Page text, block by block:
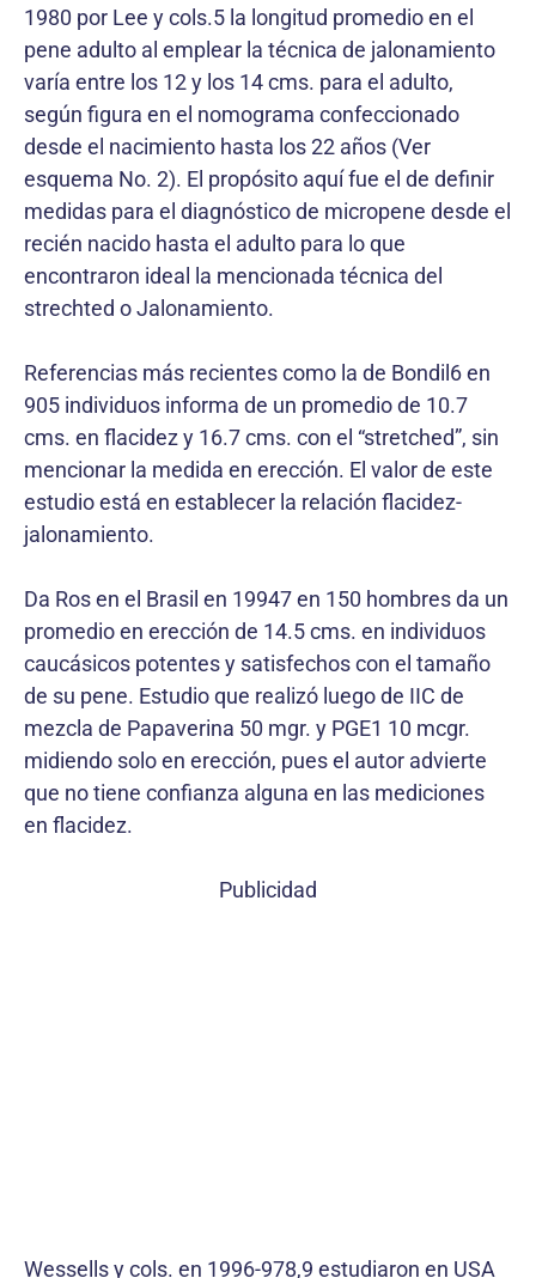
1980 por Lee y cols.5 la longitud promedio en el
pene adulto al emplear la técnica de jalonamiento
varía entre los 12 y los 14 cms. para el adulto,
según figura en el nomograma confeccionado
desde el nacimiento hasta los 22 años (Ver
esquema No. 2). El propósito aquí fue el de definir
medidas para el diagnóstico de micropene desde el
recién nacido hasta el adulto para lo que
encontraron ideal la mencionada técnica del
strechted o Jalonamiento.
Referencias más recientes como la de Bondil6 en
905 individuos informa de un promedio de 10.7
cms. en flacidez y 16.7 cms. con el “stretched”, sin
mencionar la medida en erección. El valor de este
estudio está en establecer la relación flacidez-
jalonamiento.
Da Ros en el Brasil en 19947 en 150 hombres da un
promedio en erección de 14.5 cms. en individuos
caucásicos potentes y satisfechos con el tamaño
de su pene. Estudio que realizó luego de IIC de
mezcla de Papaverina 50 mgr. y PGE1 10 mcgr.
midiendo solo en erección, pues el autor advierte
que no tiene confianza alguna en las mediciones
en flacidez.
Publicidad
Wessells y cols. en 1996-978,9 estudiaron en USA